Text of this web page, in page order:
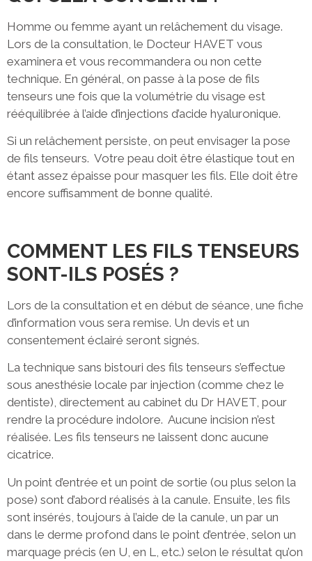
Homme ou femme ayant un relâchement du visage.
Lors de la consultation, le Docteur HAVET vous
examinera et vous recommandera ou non cette
technique. En général, on passe à la pose de fils
tenseurs une fois que la volumétrie du visage est
rééquilibrée à l’aide d’injections d’acide hyaluronique.
Si un relâchement persiste, on peut envisager la pose
de fils tenseurs. Votre peau doit être élastique tout en
étant assez épaisse pour masquer les fils. Elle doit être
encore suffisamment de bonne qualité.
COMMENT LES FILS TENSEURS
SONT-ILS POSÉS ?
Lors de la consultation et en début de séance, une fiche
d’information vous sera remise. Un devis et un
consentement éclairé seront signés.
La technique sans bistouri des fils tenseurs s’effectue
sous anesthésie locale par injection (comme chez le
dentiste), directement au cabinet du Dr HAVET, pour
rendre la procédure indolore. Aucune incision n’est
réalisée. Les fils tenseurs ne laissent donc aucune
cicatrice.
Un point d’entrée et un point de sortie (ou plus selon la
pose) sont d’abord réalisés à la canule. Ensuite, les fils
sont insérés, toujours à l’aide de la canule, un par un
dans le derme profond dans le point d’entrée, selon un
marquage précis (en U, en L, etc.) selon le résultat qu’on